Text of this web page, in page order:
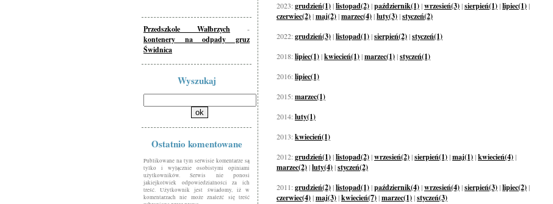
Przedszkole Wałbrzych -
kontenery na odpady gruz
Świdnica
Wyszukaj
Ostatnio komentowane
Publikowane na tym serwisie komentarze są
tylko i wyłącznie osobistymi opiniami
użytkowników. Serwis nie ponosi
jakiejkolwiek odpowiedzialności za ich
treść. Użytkownik jest świadomy, iż w
komentarzach nie może znaleźć się treść
2023:grudzień(1)|listopad(2)|październik(1)|wrzesień(3)|sierpień(1)|lipiec(1)|
czerwiec(2)|maj(2)|marzec(4)|luty(3)|styczeń(2)
2022:grudzień(3)|listopad(1)|sierpień(2)|styczeń(1)
2018:lipiec(1)|kwiecień(1)|marzec(1)|styczeń(1)
2016:lipiec(1)
2015:marzec(1)
2014:luty(1)
2013:kwiecień(1)
2012:grudzień(1)|listopad(2)|wrzesień(2)|sierpień(1)|maj(1)|kwiecień(4)|
marzec(2)|luty(4)|styczeń(2)
2011:grudzień(2)|listopad(1)|październik(4)|wrzesień(4)|sierpień(3)|lipiec(2)|
czerwiec(4)|maj(3)|kwiecień(7)|marzec(1)|styczeń(3)